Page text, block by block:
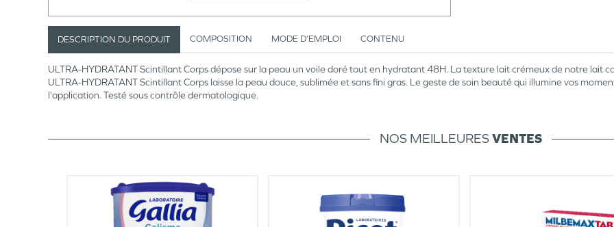
DESCRIPTION DU PRODUIT COMPOSITION MODE D’EMPLOI CONTENU
ULTRA-HYDRATANT Scintillant Corpsdépose sur la peau un voile doré tout en hydratant48H. La texture lait crémeux de notre lait
ULTRA-HYDRATANT Scintillant Corps laisse la peau douce, sublimée et sans fini gras. Le geste de soin beauté qui illumine vos
l'application. Testé sous contrôle dermatologique.
NOS MEILLEURESVENTES